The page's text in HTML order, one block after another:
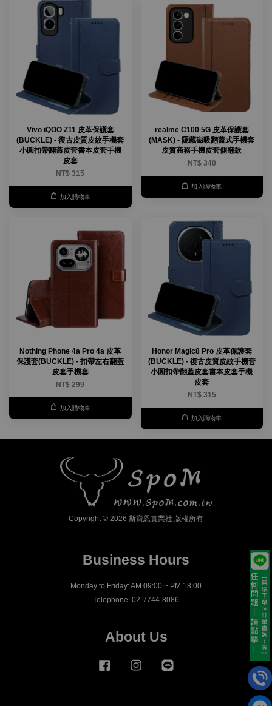
Vivo iQOO Z11 皮革保護套
(BUCKLE) - 復古皮質皮紋手機套
小圓扣帶翻蓋皮套書本皮套手機
皮套
NT$ 315
加入購物車
realme C100 5G 皮革保護套
(MASK) - 隱藏磁吸翻蓋式手機套
皮質商務手機皮套側翻款
NT$ 340
加入購物車
Nothing Phone 4a Pro 4a 皮革
保護套(BUCKLE) - 扣帶左右翻蓋
皮套手機套
NT$ 299
加入購物車
Honor Magic8 Pro 皮革保護套
(BUCKLE) - 復古皮質皮紋手機套
小圓扣帶翻蓋皮套書本皮套手機
皮套
NT$ 315
加入購物車
Copyright © 2026 斯寶恩實業社 版權所有
Business Hours
Monday to Friday: AM 09:00 ~ PM 18:00
Telephone: 02-7744-8086
About Us
Facebook Instagram